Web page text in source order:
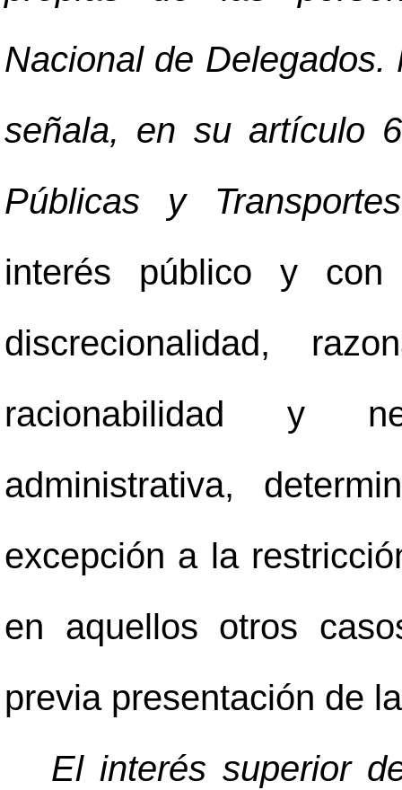
Nacional de
señala, en su artículo
Públicas y
interés público y
discrecionalidad,
racionabilidad y
administrativa,
excepción a la
en aquellos otros
previa presentación de
El interés superior